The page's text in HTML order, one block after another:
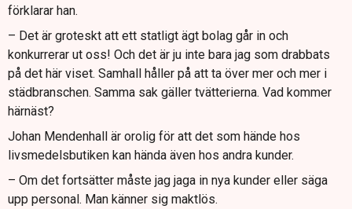
förklarar han.
– Det är groteskt att ett statligt ägt bolag går in och
konkurrerar ut oss! Och det är ju inte bara jag som drabbats
på det här viset. Samhall håller på att ta över mer och mer i
städbranschen. Samma sak gäller tvätterierna. Vad kommer
härnäst?
Johan Mendenhall är orolig för att det som hände hos
livsmedelsbutiken kan hända även hos andra kunder.
– Om det fortsätter måste jag jaga in nya kunder eller säga
upp personal. Man känner sig maktlös.